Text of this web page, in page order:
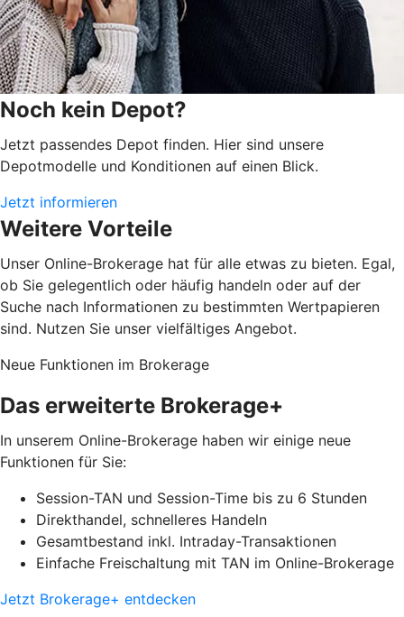
Noch kein Depot?
Jetzt passendes Depot finden. Hier sind unsere
Depotmodelle und Konditionen auf einen Blick.
Jetzt informieren
Weitere Vorteile
Unser Online-Brokerage hat für alle etwas zu bieten. Egal,
ob Sie gelegentlich oder häufig handeln oder auf der
Suche nach Informationen zu bestimmten Wertpapieren
sind. Nutzen Sie unser vielfältiges Angebot.
Neue Funktionen im Brokerage
Das erweiterte Brokerage+
In unserem Online-Brokerage haben wir einige neue
Funktionen für Sie:
Session-TAN und Session-Time bis zu 6 Stunden
Direkthandel, schnelleres Handeln
Gesamtbestand inkl. Intraday-Transaktionen
Einfache Freischaltung mit TAN im Online-Brokerage
Jetzt Brokerage+ entdecken